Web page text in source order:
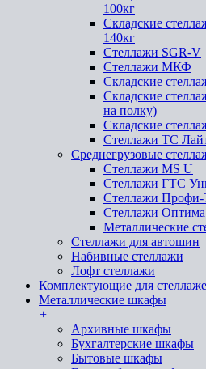
100кг
Складские
140кг
Стеллажи SGR-V
Стеллажи МКФ
Складские
Складские
на полку)
Складские
Стеллажи ТС
Среднегрузовые
Стеллажи MS U
Стеллажи ГТС
Стеллажи
Стеллажи Оптима
Металлические
Стеллажи для автошин
Набивные стеллажи
Лофт стеллажи
Комплектующие для
Металлические шкафы
+
Архивные шкафы
Бухгалтерские шкафы
Бытовые шкафы